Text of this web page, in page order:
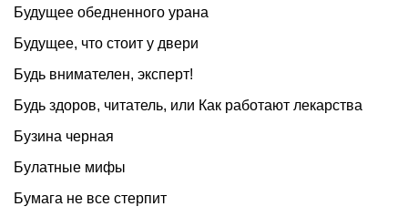
Будущее обедненного урана
Будущее, что стоит у двери
Будь внимателен, эксперт!
Будь здоров, читатель, или Как работают лекарства
Бузина черная
Булатные мифы
Бумага не все стерпит